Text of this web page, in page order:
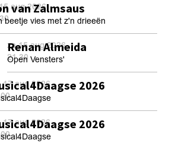
aug 2026
van Zalmsaus
beetje vies met z'n drieeën
za 15 aug 2026
21.30
Renan Almeida
Open Vensters'
17 aug 2026
2026
17 aug 2026
2026